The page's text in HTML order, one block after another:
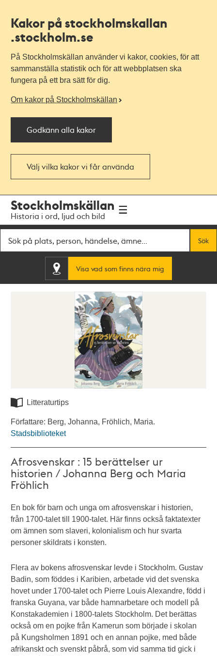
Kakor på stockholmskallan
.stockholm.se
På Stockholmskällan använder vi kakor, cookies, för att
sammanställa statistik och för att webbplatsen ska
fungera på ett bra sätt för dig.
Om kakor på Stockholmskällan
Godkänn alla kakor
Välj vilka kakor vi får använda
navigationen
huvudinnehållet
Stockholmskällan
Historia i ord, ljud och bild
Sök
Visa vad som finns nära mig
Litteraturtips
Författare: Berg, Johanna, Fröhlich, Maria.
Stadsbiblioteket
Afrosvenskar : 15 berättelser ur
historien / Johanna Berg och Maria
Fröhlich
En bok för barn och unga om afrosvenskar i historien,
från 1700-talet till 1900-talet. Här finns också faktatexter
om ämnen som slaveri, kolonialism och hur svarta
personer skildrats i konsten.
Flera av bokens afrosvenskar levde i Stockholm. Gustav
Badin, som föddes i Karibien, arbetade vid det svenska
hovet under 1700-talet och Pierre Louis Alexandre, född i
franska Guyana, var både hamnarbetare och modell på
Konstakademien i 1800-talets Stockholm. Det berättas
också om en pojke från Kamerun som började i skolan
på Kungsholmen 1891 och en annan pojke, med både
afrikanskt och svenskt påbrå, som vid samma tid gick i